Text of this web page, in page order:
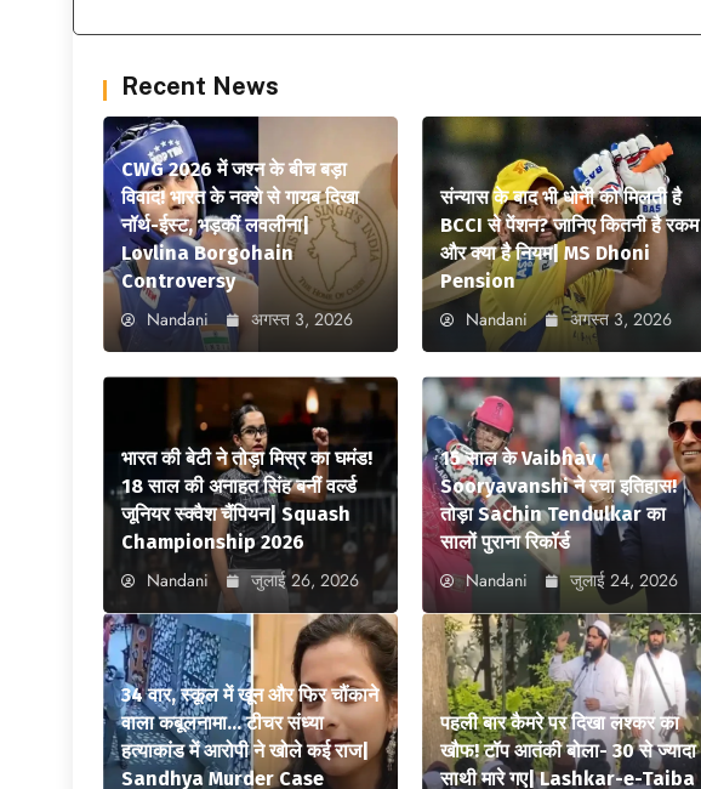
Recent News
CWG 2026 में जश्न के बीच बड़ा
विवाद! भारत के नक्शे से गायब दिखा
नॉर्थ-ईस्ट, भड़कीं लवलीना|
Lovlina Borgohain
Controversy
Nandani अगस्त 3, 2026
संन्यास के बाद भी धोनी को मिलती है
BCCI से पेंशन? जानिए कितनी है रकम
और क्या है नियम| MS Dhoni
Pension
Nandani अगस्त 3, 2026
भारत की बेटी ने तोड़ा मिस्र का घमंड!
18 साल की अनाहत सिंह बनीं वर्ल्ड
जूनियर स्क्वैश चैंपियन| Squash
Championship 2026
Nandani जुलाई 26, 2026
15 साल के Vaibhav
Sooryavanshi ने रचा इतिहास!
तोड़ा Sachin Tendulkar का
सालों पुराना रिकॉर्ड
Nandani जुलाई 24, 2026
34 वार, स्कूल में खून और फिर चौंकाने
वाला कबूलनामा… टीचर संध्या
हत्याकांड में आरोपी ने खोले कई राज|
Sandhya Murder Case
पहली बार कैमरे पर दिखा लश्कर का
खौफ! टॉप आतंकी बोला- 30 से ज्यादा
साथी मारे गए| Lashkar-e-Taiba